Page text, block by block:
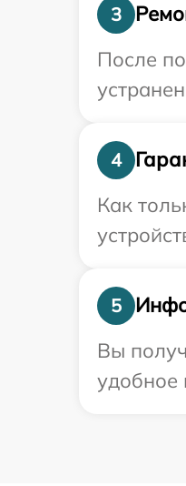
3
После
4
Как
5
Вы
удобное